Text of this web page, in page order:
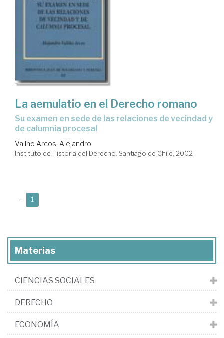
La aemulatio en el Derecho romano
su examen en sede de las relaciones de vecindad y
de calumnia procesal
Valiño Arcos, Alejandro
Instituto de Historia del Derecho. Santiago de Chile, 2002
« 1
Materias
CIENCIAS SOCIALES
DERECHO
ECONOMÍA